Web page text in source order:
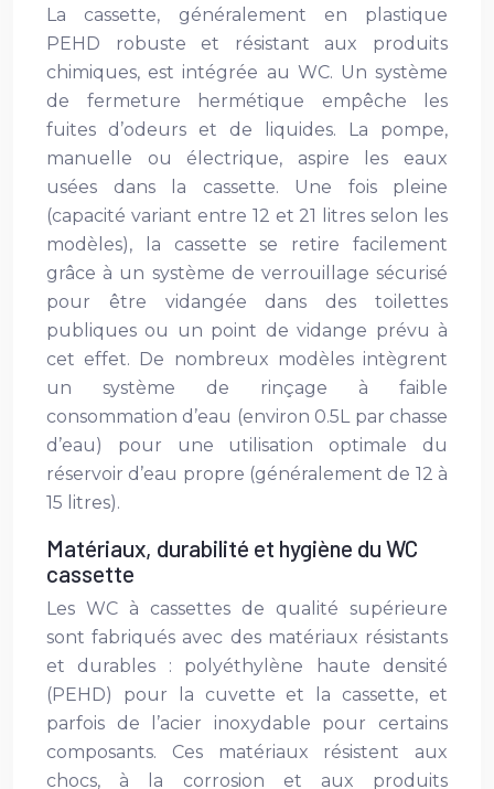
La cassette, généralement en plastique
PEHD robuste et résistant aux produits
chimiques, est intégrée au WC. Un système
de fermeture hermétique empêche les
fuites d’odeurs et de liquides. La pompe,
manuelle ou électrique, aspire les eaux
usées dans la cassette. Une fois pleine
(capacité variant entre 12 et 21 litres selon les
modèles), la cassette se retire facilement
grâce à un système de verrouillage sécurisé
pour être vidangée dans des toilettes
publiques ou un point de vidange prévu à
cet effet. De nombreux modèles intègrent
un système de rinçage à faible
consommation d’eau (environ 0.5L par chasse
d’eau) pour une utilisation optimale du
réservoir d’eau propre (généralement de 12 à
15 litres).
Matériaux, durabilité et hygiène du WC
cassette
Les WC à cassettes de qualité supérieure
sont fabriqués avec des matériaux résistants
et durables : polyéthylène haute densité
(PEHD) pour la cuvette et la cassette, et
parfois de l’acier inoxydable pour certains
composants. Ces matériaux résistent aux
chocs, à la corrosion et aux produits